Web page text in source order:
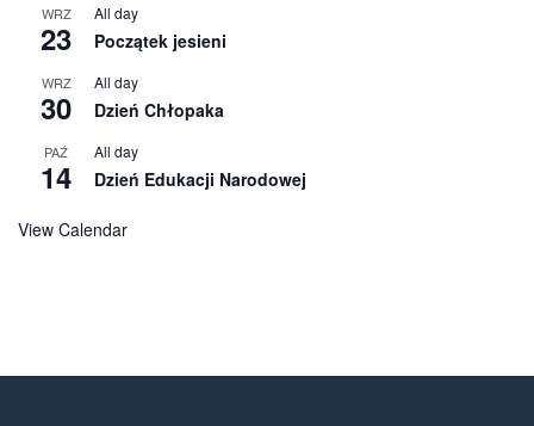
WRZ
23
All day
Początek jesieni
WRZ
30
All day
Dzień Chłopaka
PAŹ
14
All day
Dzień Edukacji Narodowej
View Calendar